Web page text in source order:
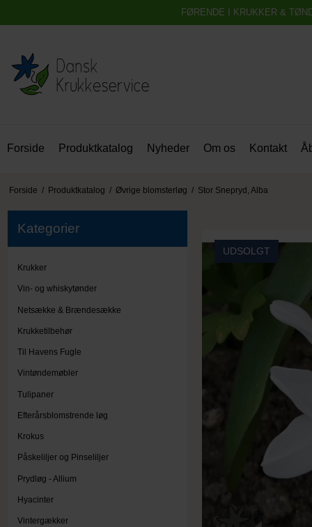
FØRENDE I KRUKKER &
Forside Produktkatalog Nyheder Om os Kontakt
Forside / Produktkatalog / Øvrige blomsterløg / Stor Snepryd, Alba
Kategorier
Krukker
Vin- og whiskytønder
Netsække & Brændesække
Krukketilbehør
Til Havens Fugle
Vintøndemøbler
Tulipaner
Efterårsblomstrende løg
Krokus
Påskeliljer og Pinseliljer
Prydløg - Allium
Hyacinter
Vintergækker
UDSOLGT